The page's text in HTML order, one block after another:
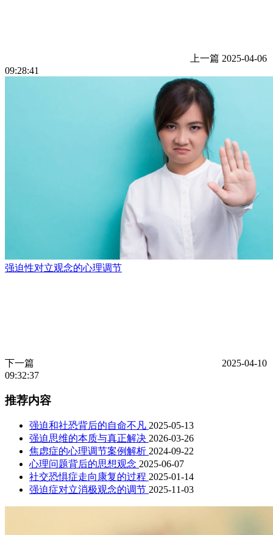
上一篇 2025-04-06
09:28:41
强迫性对立观念的心理调节
下一篇
2025-04-10
09:32:37
推荐内容
强迫和社恐背后的自命不凡 2025-05-13
强迫思维的本质与真正解决 2026-03-26
焦虑症的心理调节案例解析 2024-09-22
心理问题背后的思想观念 2025-06-07
社交恐惧症走向康复的过程 2025-01-14
强迫症对立消极观念的调节 2025-11-03